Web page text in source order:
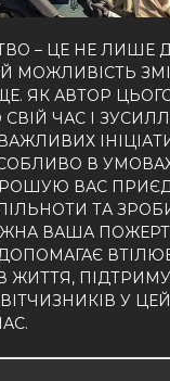
– ЦЕ НЕ ЛИШЕ
МОЖЛИВІСТЬ
ЯК АВТОР
ЧАС І
В
ВАС
ТА
ВАША
В ЖИТТЯ,
У ЦЕЙ